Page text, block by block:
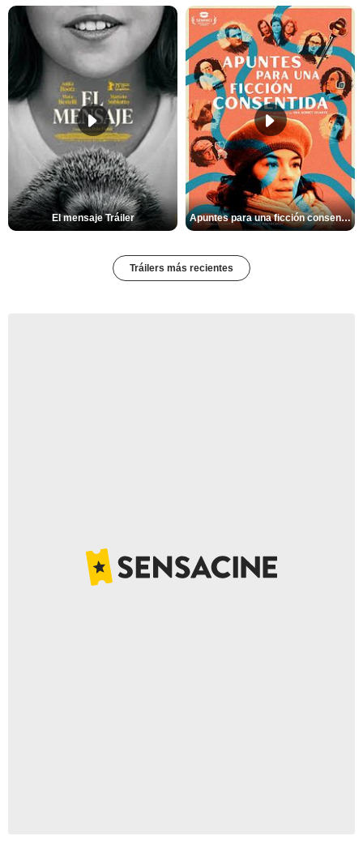
El mensaje Tráiler Apuntes para una ficción consentida Tráiler
Tráilers más recientes